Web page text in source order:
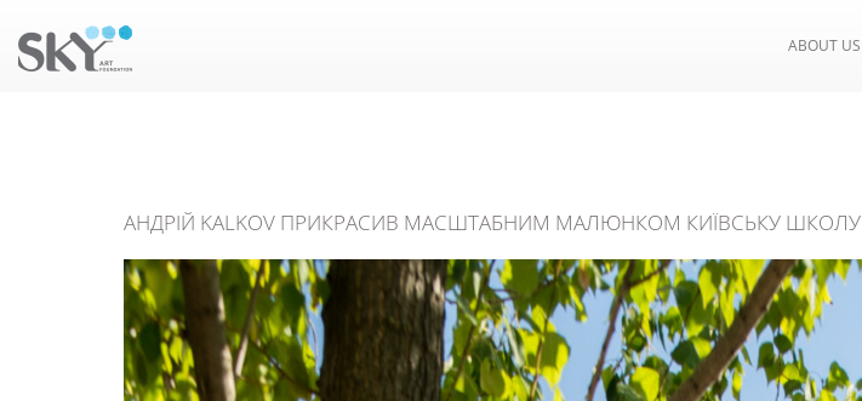
ABOUT US
АНДРІЙ KALKOV ПРИКРАСИВ МАСШТАБНИМ МАЛЮНКОМ КИЇВСЬКУ ШКОЛУ